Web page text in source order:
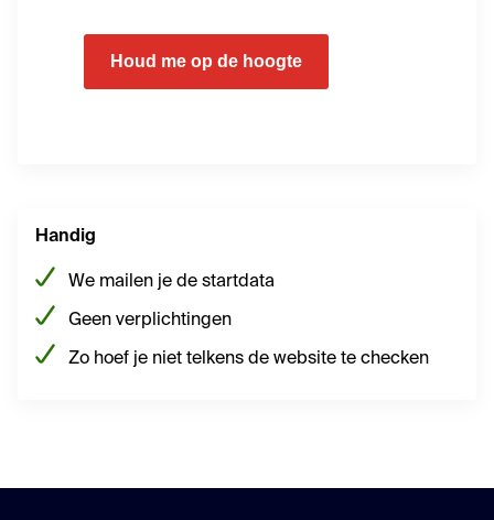
Houd me op de hoogte
Handig
We mailen je de startdata
Geen verplichtingen
Zo hoef je niet telkens de website te checken